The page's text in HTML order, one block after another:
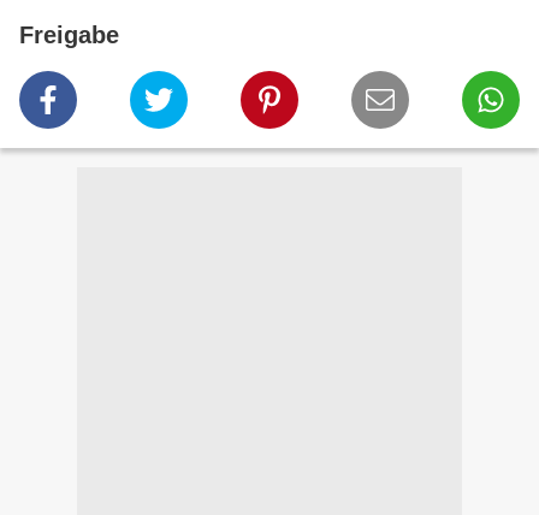
Freigabe